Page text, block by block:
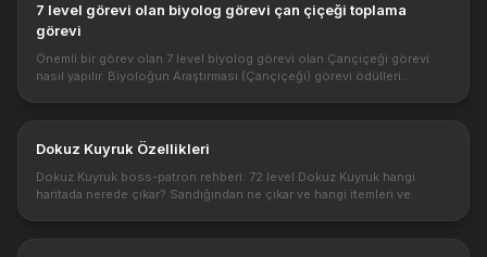
7 level görevi olan biyolog görevi çan çiçeği toplama
görevi
Önemli bir görev olan 7 level biyolog görevi olan Çançiçeği görevi
nasıl yapılır. Biyoloğun Araştırması (Çançiçeği) görevi ödülleri
Dokuz Kuyruk Özellikleri
Dokuz Kuyruk boss-patron rehberi: 72 level Dokuz Kuyruk hangi
haritada nerede çıkar? Sandığından ne çıkar ve hangi itemleri ve